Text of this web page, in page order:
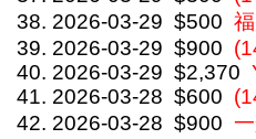
2026-03-29 $500
2026-03-29 $900
2026-03-29 $2,370
2026-03-28 $600
2026-03-28 $900